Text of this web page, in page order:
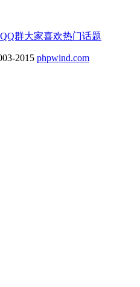
QQ群大家喜欢热门话题
2015 phpwind.com